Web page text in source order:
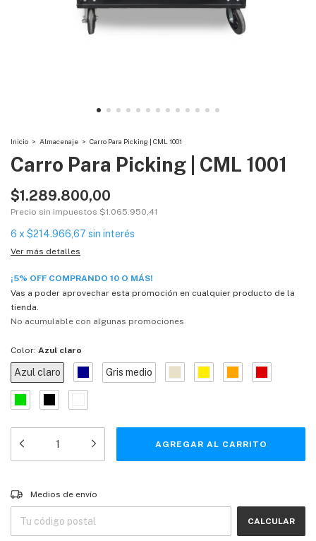
Inicio > Almacenaje > Carro Para Picking | CML 1001
Carro Para Picking | CML 1001
$1.289.800,00
Precio sin impuestos $1.065.950,41
6 x $214.966,67 sin interés
Ver más detalles
¡5% OFF COMPRANDO 10 O MÁS!
Vas a poder aprovechar esta promoción en cualquier producto de la
tienda.
No acumulable con algunas promociones
Color: Azul claro
Azul claro Gris medio
Entregas para el CP:
Medios de envío
CALCULAR